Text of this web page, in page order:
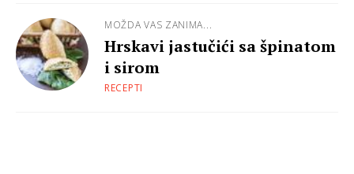
MOŽDA VAS ZANIMA...
Hrskavi jastučići sa špinatom
i sirom
RECEPTI